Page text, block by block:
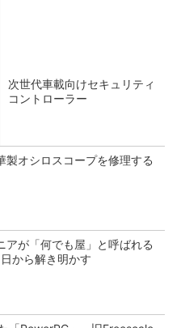
次世代車載向けセキュリティ
コントローラー
製オシロスコープを修理する
アが「何でも屋」と呼ばれる
から解き明かす